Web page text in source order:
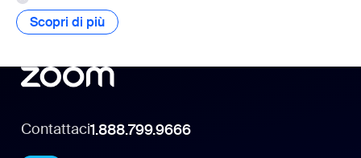
Scopri di più Scopri di più
Contattaci1.888.799.9666